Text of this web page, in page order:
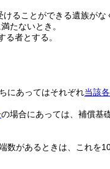
ることができる遺族が
たないとき。
る者とする。
にあってはそれぞれ当該
の場合にあっては、補償基
があるときは、これを